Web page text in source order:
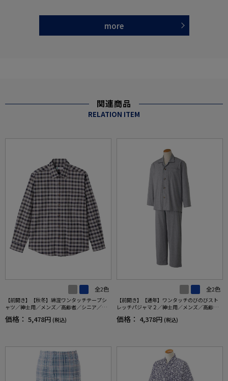
more
関連商品
RELATION ITEM
全2色
【前開き】【秋冬】綿混ワンタッチテープシ
ャツ／紳士用／メンズ／高齢者／シニア／名
前記入欄付／介護／入居／ギフト／プレゼン
ト 【CF】
価格： 5,478円 (税込)
全2色
【前開き】【通年】ワンタッチのびのびスト
レッチパジャマ２／紳士用／メンズ／高齢者
／シニア／名前記入欄付／後ろ長め／ギフト
／プレゼント 【CF】
価格： 4,378円 (税込)